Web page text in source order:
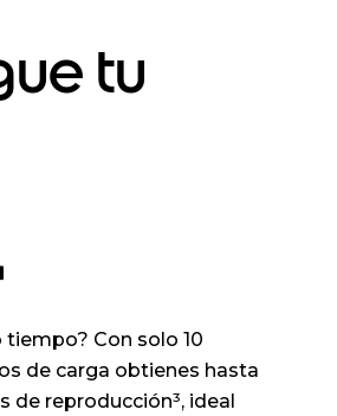
tu
tiempo? Con solo 10
de carga obtienes hasta
de reproducción³, ideal